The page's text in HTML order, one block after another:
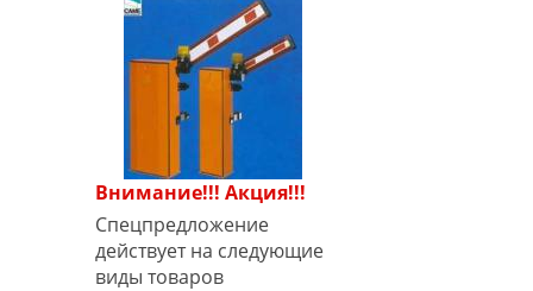
Внимание!!! Акция!!!
Спецпредложение
действует на следующие
виды товаров